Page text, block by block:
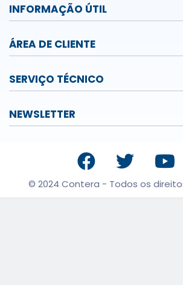
INFORMAÇÃO ÚTIL
ÁREA DE CLIENTE
SERVIÇO TÉCNICO
NEWSLETTER
© 2024 Contera - Todos os